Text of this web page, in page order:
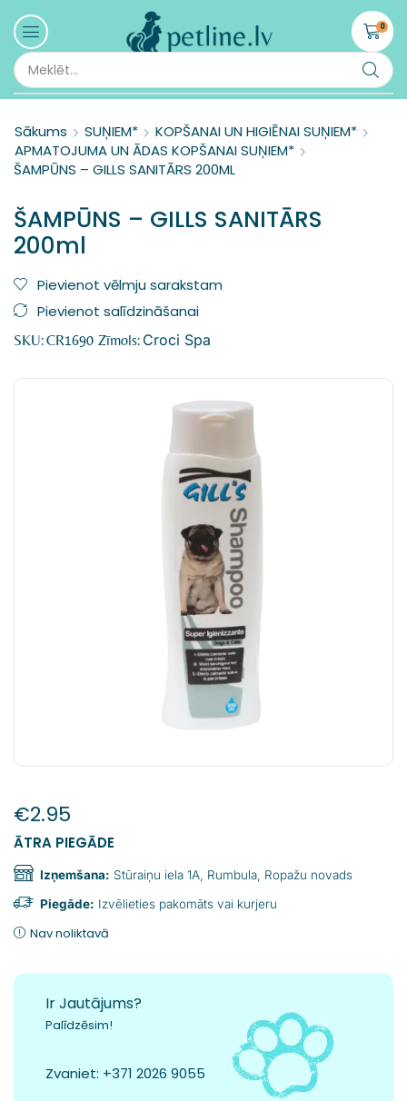
0
Sākums SUŅIEM*
KOPŠANAI UN HIGIĒNAI SUŅIEM*
APMATOJUMA UN ĀDAS KOPŠANAI SUŅIEM*
ŠAMPŪNS – GILLS SANITĀRS 200ML
ŠAMPŪNS – GILLS SANITĀRS
200ml
Pievienot vēlmju sarakstam
Pievienot salīdzināšanai
SKU:CR1690 Zīmols: Croci Spa
€2.95
ĀTRA PIEGĀDE
Izņemšana: Stūraiņu iela 1A, Rumbula, Ropažu novads
Piegāde: Izvēlieties pakomāts vai kurjeru
Nav noliktavā
Ir Jautājums?
Palīdzēsim!
Zvaniet: +371 2026 9055